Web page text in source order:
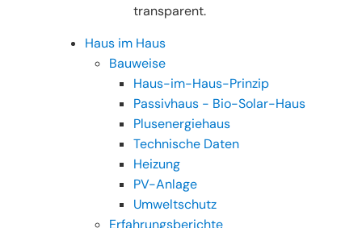
transparent.
Haus im Haus
Bauweise
Haus-im-Haus-Prinzip
Passivhaus - Bio-Solar-Haus
Plusenergiehaus
Technische Daten
Heizung
PV-Anlage
Umweltschutz
Erfahrungsberichte